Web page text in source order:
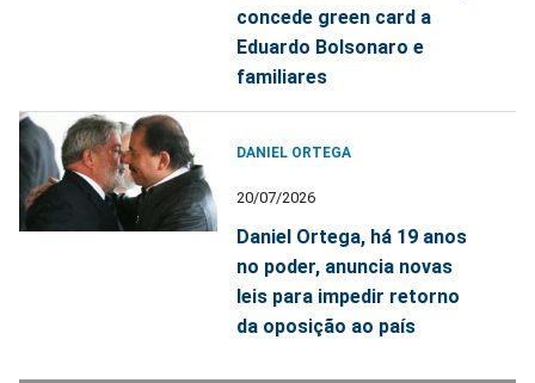
concede green card a
Eduardo Bolsonaro e
familiares
DANIEL ORTEGA
20/07/2026
Daniel Ortega, há 19 anos
no poder, anuncia novas
leis para impedir retorno
da oposição ao país